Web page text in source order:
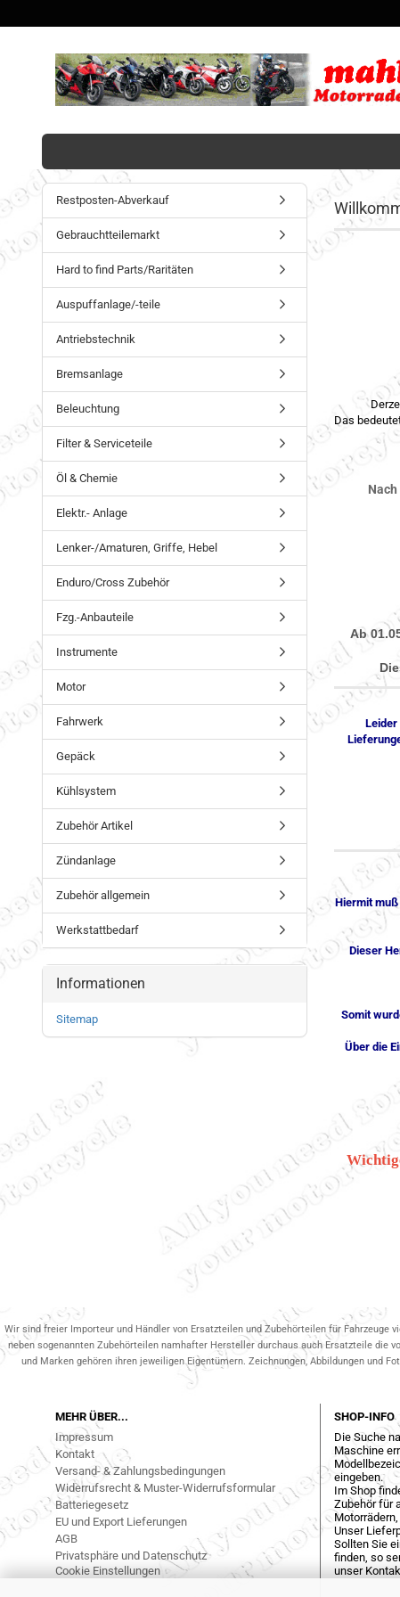
Das
Ab
Hiermit
Dieser
Somit
Über die
Restposten-Abverkauf
Gebrauchtteilemarkt
Hard to find Parts/Raritäten
Auspuffanlage/-teile
Antriebstechnik
Bremsanlage
Beleuchtung
Filter & Serviceteile
Öl & Chemie
Elektr.- Anlage
Lenker-/Amaturen, Griffe, Hebel
Enduro/Cross Zubehör
Fzg.-Anbauteile
Instrumente
Motor
Fahrwerk
Gepäck
Kühlsystem
Zubehör Artikel
Zündanlage
Zubehör allgemein
Werkstattbedarf
Informationen
Sitemap
Wir sind freier Importeur und Händler von Ersatzteilen und Zubehörteilen für
neben sogenannten Zubehörteilen namhafter Hersteller durchaus auch Ersatzteile die
und Marken gehören ihren jeweiligen Eigentümern. Zeichnungen, Abbildungen und
MEHR ÜBER...
Impressum
Kontakt
Versand- & Zahlungsbedingungen
Widerrufsrecht & Muster-Widerrufsformular
Batteriegesetz
EU und Export Lieferungen
AGB
Privatsphäre und Datenschutz
Cookie Einstellungen
SHOP-INFO
Die Suche
Maschine
eingeben.
Im Shop
Zubehör für
Unser
Sollten Sie
finden, so
unser